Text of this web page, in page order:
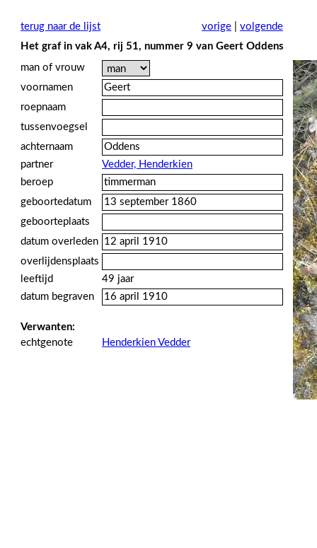
terug naar de lijst vorige
volgende
Het graf in vak A4, rij 51, nummer 9 van Geert Oddens
man of vrouw
voornamen
roepnaam
tussenvoegsel
achternaam
partner
Vedder, Henderkien
beroep
geboortedatum
geboorteplaats
datum overleden
overlijdensplaats
leeftijd
49 jaar
datum begraven
Verwanten:
echtgenote
Henderkien Vedder